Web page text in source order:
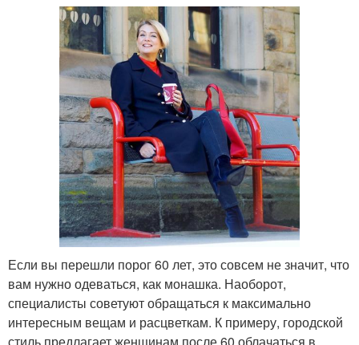
Если вы перешли порог 60 лет, это совсем не значит, что
вам нужно одеваться, как монашка. Наоборот,
специалисты советуют обращаться к максимально
интересным вещам и расцветкам. К примеру, городской